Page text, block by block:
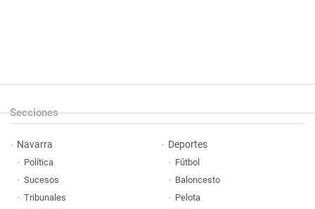
Secciones
Navarra
Política
Sucesos
Tribunales
Deportes
Fútbol
Baloncesto
Pelota